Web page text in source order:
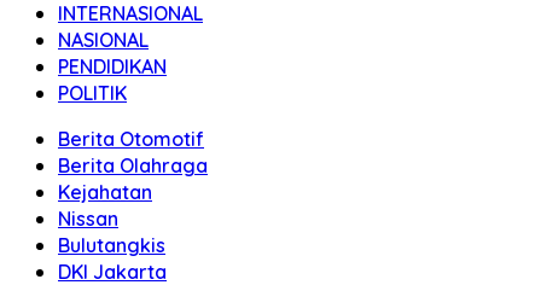
INTERNASIONAL
NASIONAL
PENDIDIKAN
POLITIK
Berita Otomotif
Berita Olahraga
Kejahatan
Nissan
Bulutangkis
DKI Jakarta